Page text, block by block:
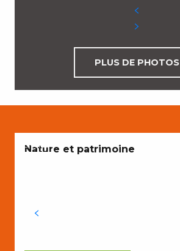
PLUS DE PHOTOS
ENVIES
Nature et patrimoine